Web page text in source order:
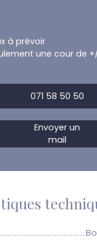
à prévoir
une cour de
071 58 50 50
Envoyer un
mail